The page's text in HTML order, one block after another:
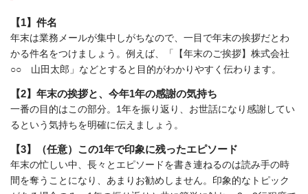
【1】件名
年末は業務メールが集中しがちなので、一目で年末の挨拶だとわ
かる件名をつけましょう。例えば、「【年末のご挨拶】株式会社
○○ 山田太郎」などとすると目的がわかりやすく伝わります。
【2】年末の挨拶と、今年1年の感謝の気持ち
一番の目的はこの部分。1年を振り返り、お世話になり感謝してい
るという気持ちを明確に伝えましょう。
【3】（任意）この1年で印象に残ったエピソード
年末の忙しい中、長々とエピソードを書き連ねるのは読み手の時
間を奪うことになり、あまりお勧めしません。印象的なトピック